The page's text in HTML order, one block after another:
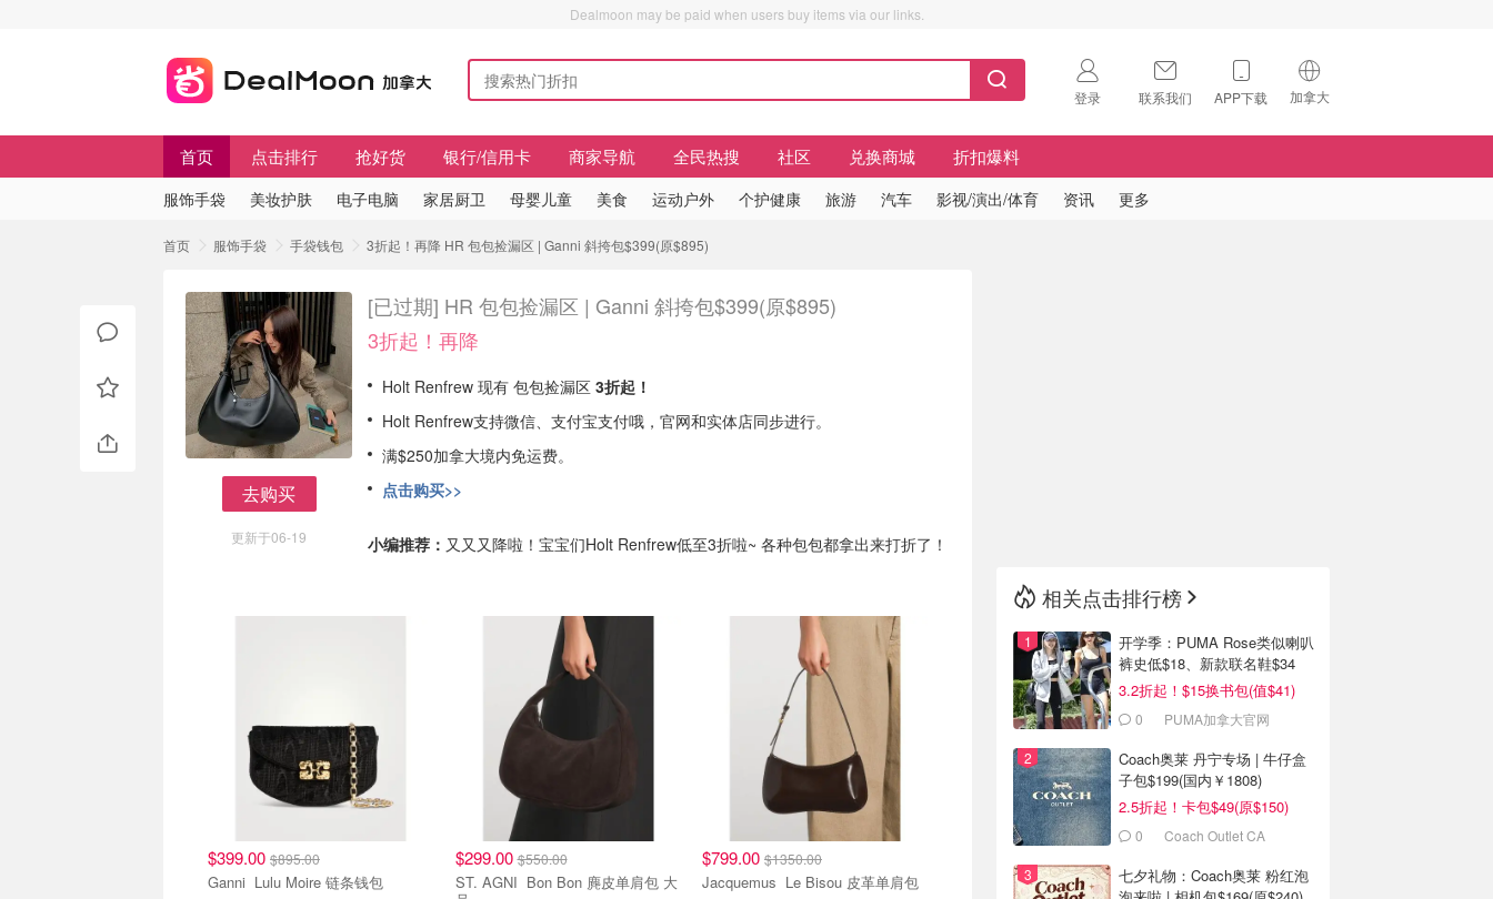
Dealmoon may be paid when users buy items via our links.
登录 联系我们 APP下载 加拿大
🇺🇸
首页 点击排行 抢好货 银行/信用卡 商家导航 全民热搜 社区 兑换商城 折扣爆料
服饰手袋 美妆护肤 电子电脑 家居厨卫 母婴儿童 美食 运动户外 个护健康 旅游 汽车 影视/演出/体育 资讯 更多
首页 服饰手袋 手袋钱包 3折起！再降 HR 包包捡漏区 | Ganni 斜挎包$399(原$895)
去购买
更新于06-19
[已过期] HR 包包捡漏区 | Ganni 斜挎包$399(原$895)
3折起！再降
Holt Renfrew 现有 包包捡漏区 3折起！
Holt Renfrew支持微信、支付宝支付哦，官网和实体店同步进行。
满$250加拿大境内免运费。
点击购买>>
小编推荐： 又又又降啦！宝宝们Holt Renfrew低至3折啦~ 各种包包都拿出来打折了！
$399.00 $895.00
Ganni Lulu Moire 链条钱包
$299.00$550.00
ST. AGNI Bon Bon 麂皮单肩包 大
$799.00 $1350.00
Jacquemus Le Bisou 皮革单肩包
相关点击排行榜
开学季：PUMA Rose类似喇叭
裤史低$18、新款联名鞋$34
3.2折起！$15换书包(值$41)
0 PUMA加拿大官网
Coach奥莱 丹宁专场 | 牛仔盒
子包$199(国内￥1808)
2.5折起！卡包$49(原$150)
0 Coach Outlet CA
七夕礼物：Coach奥莱 粉红泡